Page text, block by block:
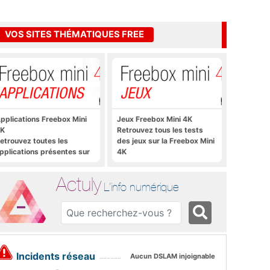
VOS SITES THÉMATIQUES FREE
Freebox Mini
toutes les
présentes sur
Jeux Freebox Mini 4K
Retrouvez tous les tests
des jeux sur la Freebox Mini
4K
Actuly L'info numérique
Incidents réseau Aucun DSLAM injoignable